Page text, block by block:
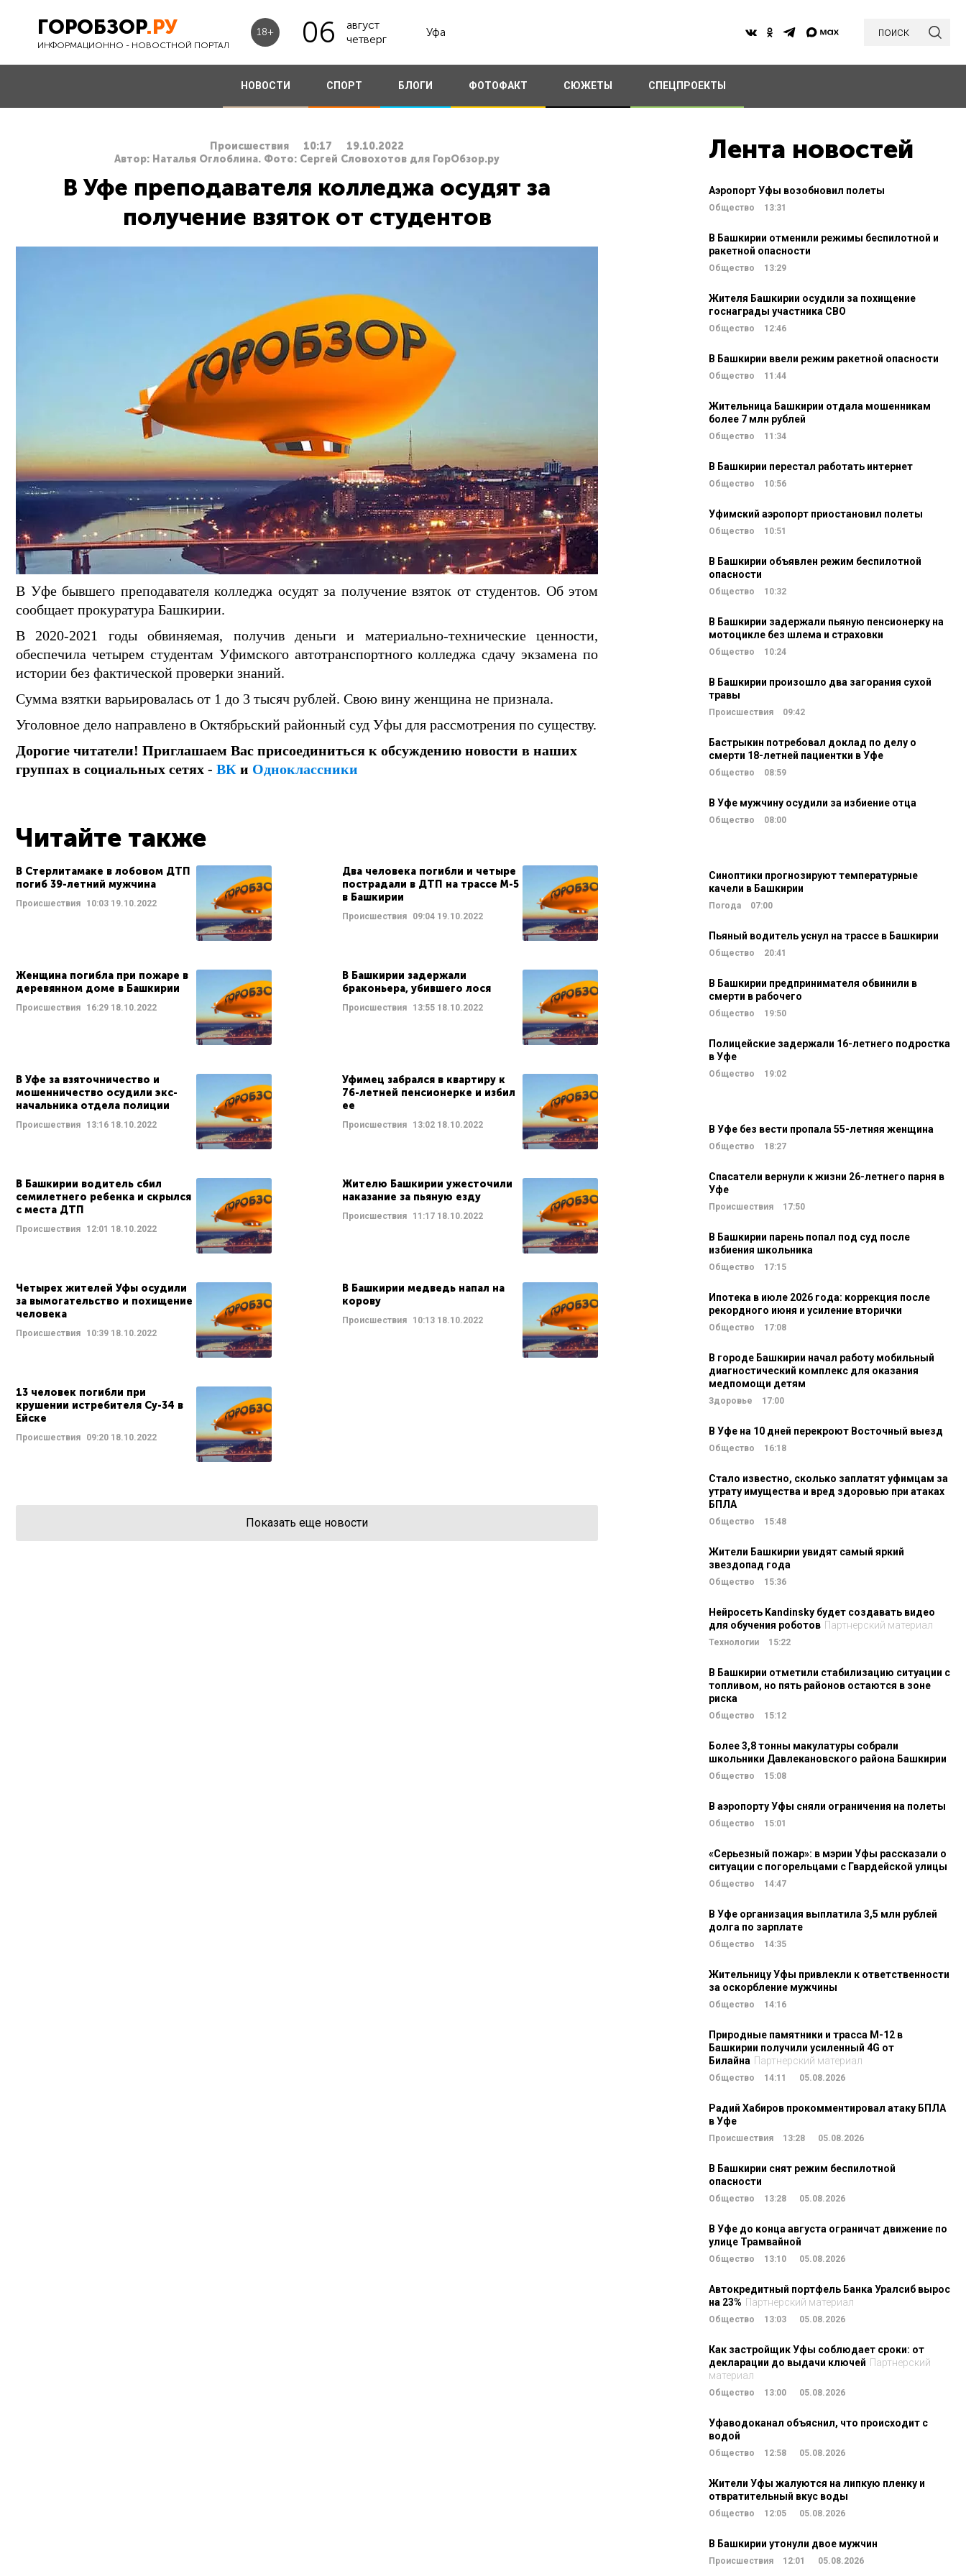
ГОРОБЗОР.РУ
ИНФОРМАЦИОННО - НОВОСТНОЙ ПОРТАЛ
18+ 06
август
четверг
Уфа поиск
НОВОСТИ СПОРТ БЛОГИ ФОТОФАКТ СЮЖЕТЫ СПЕЦПРОЕКТЫ
Происшествия 10:17
19.10.2022
Автор: Наталья Оглоблина. Фото: Сергей Словохотов для ГорОбзор.ру
В Уфе преподавателя колледжа осудят за
получение взяток от студентов
В Уфе бывшего преподавателя колледжа осудят за получение взяток от студентов. Об этом
сообщает прокуратура Башкирии.
В 2020-2021 годы обвиняемая, получив деньги и материально-технические ценности,
обеспечила четырем студентам Уфимского автотранспортного колледжа сдачу экзамена по
истории без фактической проверки знаний.
Сумма взятки варьировалась от 1 до 3 тысяч рублей. Свою вину женщина не признала.
Уголовное дело направлено в Октябрьский районный суд Уфы для рассмотрения по существу.
Дорогие читатели! Приглашаем Вас присоединиться к обсуждению новости в наших
группах в социальных сетях - ВК и Одноклассники
Читайте также
В Стерлитамаке в лобовом ДТП
погиб 39-летний мужчина
Происшествия 10:03 19.10.2022
Два человека погибли и четыре
пострадали в ДТП на трассе М-5
в Башкирии
Происшествия 09:0419.10.2022
Женщина погибла при пожаре в
деревянном доме в Башкирии
Происшествия 16:29 18.10.2022
В Башкирии задержали
браконьера, убившего лося
Происшествия 13:5518.10.2022
В Уфе за взяточничество и
мошенничество осудили экс-
начальника отдела полиции
Происшествия 13:16 18.10.2022
Уфимец забрался в квартиру к
76-летней пенсионерке и избил
ее
Происшествия 13:0218.10.2022
В Башкирии водитель сбил
семилетнего ребенка и скрылся
с места ДТП
Происшествия 12:01 18.10.2022
Жителю Башкирии ужесточили
наказание за пьяную езду
Происшествия 11:1718.10.2022
Четырех жителей Уфы осудили
за вымогательство и похищение
человека
Происшествия 10:39 18.10.2022
В Башкирии медведь напал на
корову
Происшествия 10:1318.10.2022
13 человек погибли при
крушении истребителя Су-34 в
Ейске
Происшествия 09:20 18.10.2022
Показать еще новости
Лента новостей
Аэропорт Уфы возобновил полеты
Общество 13:31
В Башкирии отменили режимы беспилотной и
ракетной опасности
Общество 13:29
Жителя Башкирии осудили за похищение
госнаграды участника СВО
Общество 12:46
В Башкирии ввели режим ракетной опасности
Общество 11:44
Жительница Башкирии отдала мошенникам
более 7 млн рублей
Общество 11:34
В Башкирии перестал работать интернет
Общество 10:56
Уфимский аэропорт приостановил полеты
Общество 10:51
В Башкирии объявлен режим беспилотной
опасности
Общество 10:32
В Башкирии задержали пьяную пенсионерку на
мотоцикле без шлема и страховки
Общество 10:24
В Башкирии произошло два загорания сухой
травы
Происшествия 09:42
Бастрыкин потребовал доклад по делу о
смерти 18-летней пациентки в Уфе
Общество 08:59
В Уфе мужчину осудили за избиение отца
Общество 08:00
Синоптики прогнозируют температурные
качели в Башкирии
Погода 07:00
Пьяный водитель уснул на трассе в Башкирии
Общество 20:41
В Башкирии предпринимателя обвинили в
смерти в рабочего
Общество 19:50
Полицейские задержали 16-летнего подростка
в Уфе
Общество 19:02
В Уфе без вести пропала 55-летняя женщина
Общество 18:27
Спасатели вернули к жизни 26-летнего парня в
Уфе
Происшествия 17:50
В Башкирии парень попал под суд после
избиения школьника
Общество 17:15
Ипотека в июле 2026 года: коррекция после
рекордного июня и усиление вторички
Общество 17:08
В городе Башкирии начал работу мобильный
диагностический комплекс для оказания
медпомощи детям
Здоровье 17:00
В Уфе на 10 дней перекроют Восточный выезд
Общество 16:18
Стало известно, сколько заплатят уфимцам за
утрату имущества и вред здоровью при атаках
БПЛА
Общество 15:48
Жители Башкирии увидят самый яркий
звездопад года
Общество 15:36
Нейросеть Kandinsky будет создавать видео
для обучения роботов Партнерский материал
Технологии 15:22
В Башкирии отметили стабилизацию ситуации с
топливом, но пять районов остаются в зоне
риска
Общество 15:12
Более 3,8 тонны макулатуры собрали
школьники Давлекановского района Башкирии
Общество 15:08
В аэропорту Уфы сняли ограничения на полеты
Общество 15:01
«Серьезный пожар»: в мэрии Уфы рассказали о
ситуации с погорельцами с Гвардейской улицы
Общество 14:47
В Уфе организация выплатила 3,5 млн рублей
долга по зарплате
Общество 14:35
Жительницу Уфы привлекли к ответственности
за оскорбление мужчины
Общество 14:16
Природные памятники и трасса М-12 в
Башкирии получили усиленный 4G от
Билайна Партнерский материал
Общество 14:11 05.08.2026
Радий Хабиров прокомментировал атаку БПЛА
в Уфе
Происшествия 13:28 05.08.2026
В Башкирии снят режим беспилотной
опасности
Общество 13:28 05.08.2026
В Уфе до конца августа ограничат движение по
улице Трамвайной
Общество 13:10 05.08.2026
Автокредитный портфель Банка Уралсиб вырос
на 23% Партнерский материал
Общество 13:03 05.08.2026
Как застройщик Уфы соблюдает сроки: от
декларации до выдачи ключей Партнерский
материал
Общество 13:00 05.08.2026
Уфаводоканал объяснил, что происходит с
водой
Общество 12:58 05.08.2026
Жители Уфы жалуются на липкую пленку и
отвратительный вкус воды
Общество 12:05 05.08.2026
В Башкирии утонули двое мужчин
Происшествия 12:01 05.08.2026